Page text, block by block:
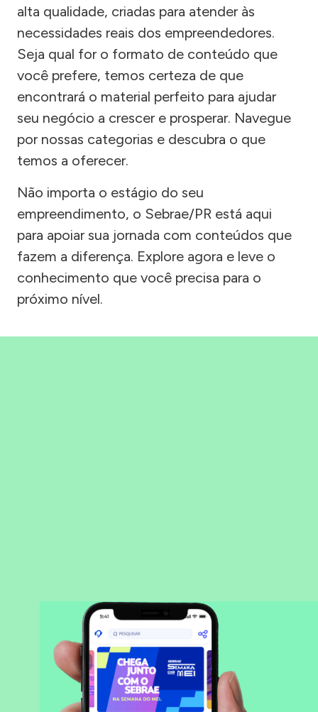
alta qualidade, criadas para atender às
necessidades reais dos empreendedores.
Seja qual for o formato de conteúdo que
você prefere, temos certeza de que
encontrará o material perfeito para ajudar
seu negócio a crescer e prosperar. Navegue
por nossas categorias e descubra o que
temos a oferecer.
Não importa o estágio do seu
empreendimento, o Sebrae/PR está aqui
para apoiar sua jornada com conteúdos que
fazem a diferença. Explore agora e leve o
conhecimento que você precisa para o
próximo nível.